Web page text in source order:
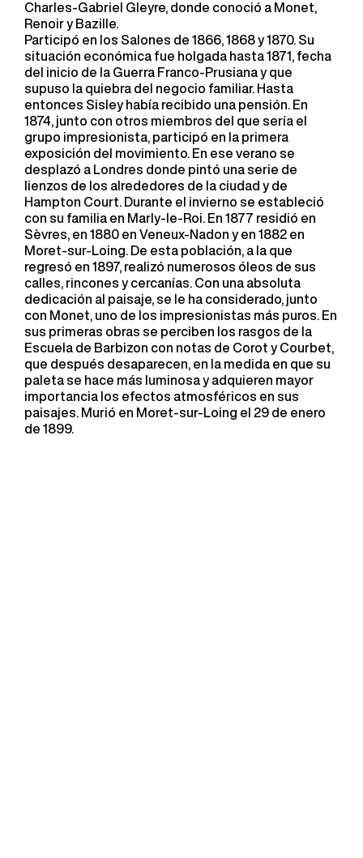
Charles-Gabriel Gleyre, donde conoció a Monet,
Renoir y Bazille.
Participó en los Salones de 1866, 1868 y 1870. Su
situación económica fue holgada hasta 1871, fecha
del inicio de la Guerra Franco-Prusiana y que
supuso la quiebra del negocio familiar. Hasta
entonces Sisley había recibido una pensión. En
1874, junto con otros miembros del que sería el
grupo impresionista, participó en la primera
exposición del movimiento. En ese verano se
desplazó a Londres donde pintó una serie de
lienzos de los alrededores de la ciudad y de
Hampton Court. Durante el invierno se estableció
con su familia en Marly-le-Roi. En 1877 residió en
Sèvres, en 1880 en Veneux-Nadon y en 1882 en
Moret-sur-Loing. De esta población, a la que
regresó en 1897, realizó numerosos óleos de sus
calles, rincones y cercanías. Con una absoluta
dedicación al paisaje, se le ha considerado, junto
con Monet, uno de los impresionistas más puros. En
sus primeras obras se perciben los rasgos de la
Escuela de Barbizon con notas de Corot y Courbet,
que después desaparecen, en la medida en que su
paleta se hace más luminosa y adquieren mayor
importancia los efectos atmosféricos en sus
paisajes. Murió en Moret-sur-Loing el 29 de enero
de 1899.